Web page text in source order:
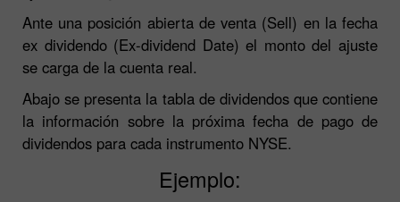
Ante una posición abierta de venta (Sell) en la fecha
ex dividendo (Ex-dividend Date) el monto del ajuste
se carga de la cuenta real.
Abajo se presenta la tabla de dividendos que contiene
la información sobre la próxima fecha de pago de
dividendos para cada instrumento NYSE.
Ejemplo: